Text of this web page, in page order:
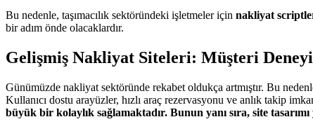
Bu nedenle, taşımacılık sektöründeki işletmeler için nakliyat
bir adım önde olacaklardır.
Gelişmiş Nakliyat Siteleri: Müşteri
Günümüzde nakliyat sektöründe rekabet oldukça artmıştır. Bu
Kullanıcı dostu arayüzler, hızlı araç rezervasyonu ve anlık takip
büyük bir kolaylık sağlamaktadır. Bunun yanı sıra, site